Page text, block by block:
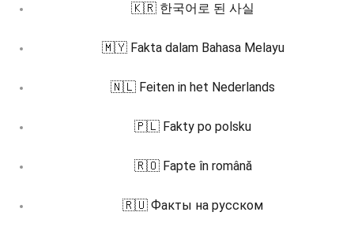
🇰🇷 한국어로 된 사실
🇲🇾 Fakta dalam Bahasa Melayu
🇳🇱 Feiten in het Nederlands
🇵🇱 Fakty po polsku
🇷🇴 Fapte în română
🇷🇺 Факты на русском